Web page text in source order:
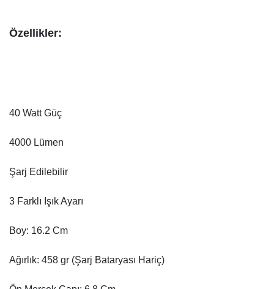
Özellikler:
40 Watt Güç
4000 Lümen
Şarj Edilebilir
3 Farklı Işık Ayarı
Boy: 16.2 Cm
Ağırlık: 458 gr (Şarj Bataryası Hariç)